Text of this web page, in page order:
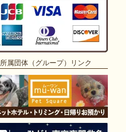
所属団体（グループ）リンク